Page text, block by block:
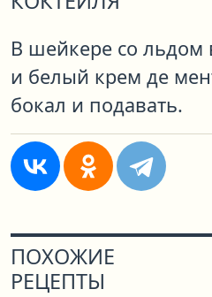
В шейкере со льдом
и белый крем де
бокал и подавать.
ПОХОЖИЕ
РЕЦЕПТЫ